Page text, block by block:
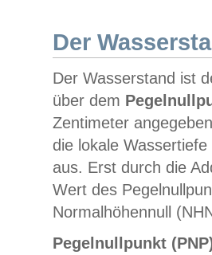
Der
Der Wasserstand ist
über dem
Zentimeter
die lokale
aus. Erst durch die
Wert des
Normalhöhennull
Pegelnullpunkt